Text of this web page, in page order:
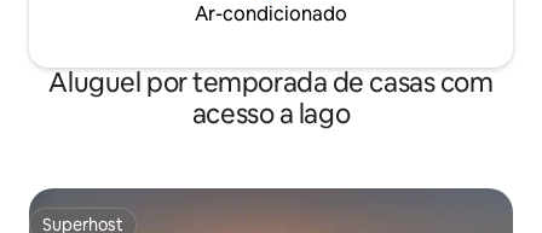
Ar-condicionado
Aluguel por temporada de casas com
acesso a lago
Superhost